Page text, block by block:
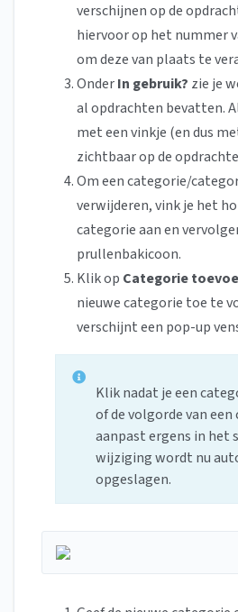
verschijnen op de
hiervoor op het nummer
om deze van plaats te
OnderIn gebruik? zie je
al opdrachten bevatten.
met een vinkje (en dus
zichtbaar op de
Om een categorie/
verwijderen, vink je het
categorie aan en
prullenbakicoon.
Klik op Categorie
nieuwe categorie toe te
verschijnt een pop-up
Klik nadat je een
of de volgorde van
aanpast ergens in het
wijziging wordt nu
opgeslagen.